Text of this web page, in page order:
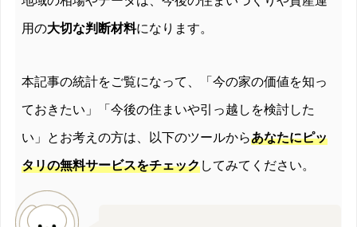
用の大切な判断材料になります。
本記事の統計をご覧になって、「今の家の価値を知っ
ておきたい」「今後の住まいや引っ越しを検討した
い」とお考えの方は、以下のツールからあなたにピッ
タリの無料サービスをチェックしてみてください。